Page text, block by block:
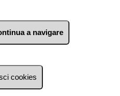
(Messina)
a navigare
cookies